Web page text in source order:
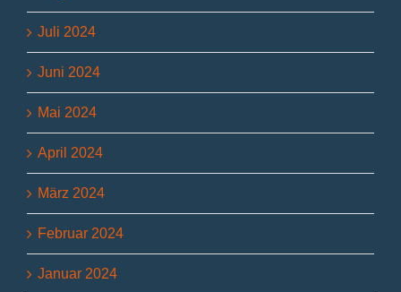
Juli 2024
Juni 2024
Mai 2024
April 2024
März 2024
Februar 2024
Januar 2024